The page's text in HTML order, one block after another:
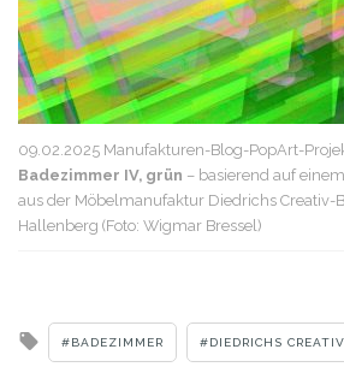
09.02.2025 Manufakturen-Blog-PopArt-
Badezimmer IV, grün – basierend auf
aus der Möbelmanufaktur Diedrichs Creativ-
Hallenberg (Foto: Wigmar Bressel)
Tagged
BADEZIMMER DIEDRICHS